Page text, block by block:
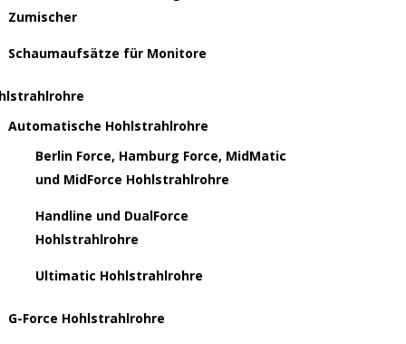
Zumischer
Schaumaufsätze für Monitore
Automatische Hohlstrahlrohre
Berlin Force, Hamburg Force, MidMatic
und MidForce Hohlstrahlrohre
Handline und DualForce
Hohlstrahlrohre
Ultimatic Hohlstrahlrohre
G-Force Hohlstrahlrohre